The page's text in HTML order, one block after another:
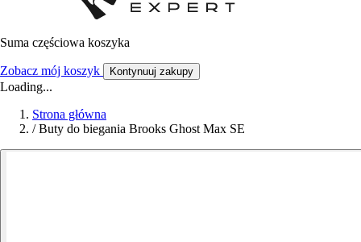
Suma częściowa koszyka
Zobacz mój koszyk Kontynuuj zakupy
Loading...
Strona główna
/ Buty do biegania Brooks Ghost Max SE